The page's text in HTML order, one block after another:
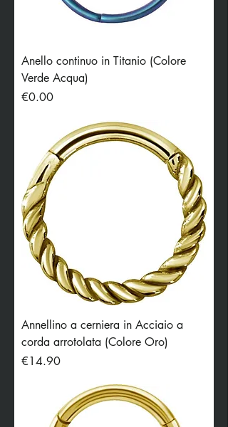
Anello continuo in Titanio (Colore
Verde Acqua)
Price
€0.00
Annellino a cerniera in Acciaio a
corda arrotolata (Colore Oro)
Price
€14.90